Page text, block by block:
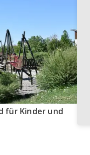
für Kinder und